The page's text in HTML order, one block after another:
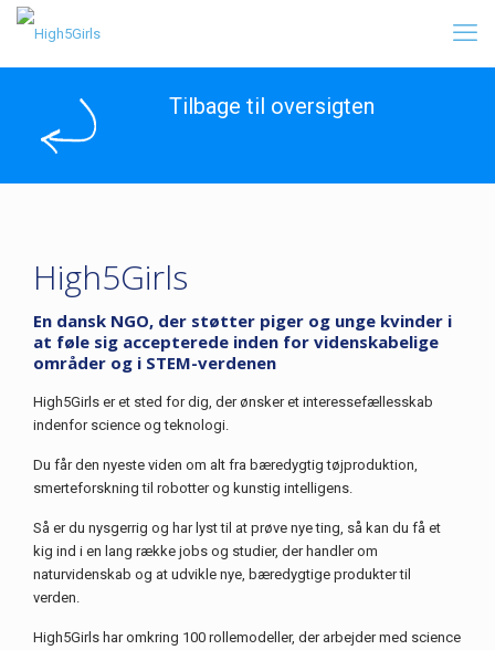
Tilbage til oversigten
High5Girls
En dansk NGO, der støtter piger og unge kvinder i
at føle sig accepterede inden for videnskabelige
områder og i STEM-verdenen
High5Girls er et sted for dig, der ønsker et interessefællesskab
indenfor science og teknologi.
Du får den nyeste viden om alt fra bæredygtig tøjproduktion,
smerteforskning til robotter og kunstig intelligens.
Så er du nysgerrig og har lyst til at prøve nye ting, så kan du få et
kig ind i en lang række jobs og studier, der handler om
naturvidenskab og at udvikle nye, bæredygtige produkter til
verden.
High5Girls har omkring 100 rollemodeller, der arbejder med science